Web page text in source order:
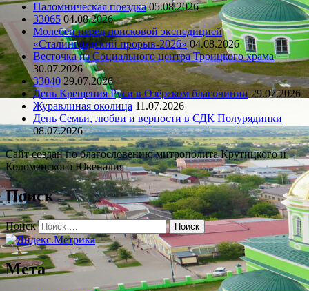
Паломническая поездка 05.08.2026
33065 04.08.2026
Молебен перед поисковой экспедицией
«Сталинградский прорыв-2026» 04.08.2026
Весточка из Социального центра Троицкого храма
30.07.2026
33040 29.07.2026
День Крещения Руси в Озёрском благочинии 29.07.2026
Журавлиная околица 11.07.2026
День Семьи, любви и верности в СДК Полурядинки
08.07.2026
Сайт создан по благословению митрополита Крутицкого и
Коломенского Ювеналия
Поиск
Поиск
Мета